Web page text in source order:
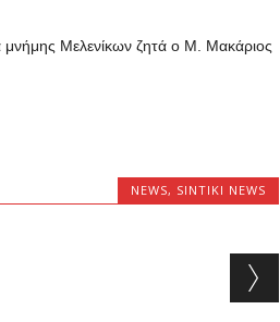
Μελενίκων ζητά ο Μ. Μακάριος
NEWS, SINTIKI NEWS